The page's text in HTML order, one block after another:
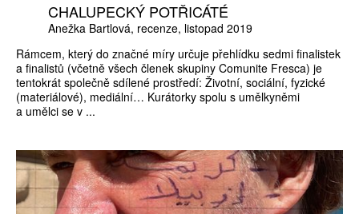
CHALUPECKÝ POTŘICÁTÉ
Anežka Bartlová recenze listopad 2019
Rámcem, který do značné míry určuje přehlídku sedmi finalistek
a finalistů (včetně všech členek skupiny Comunite Fresca) je
tentokrát společně sdílené prostředí: Životní, sociální, fyzické
(materiálové), mediální… Kurátorky spolu s umělkyněmi
a umělci se v ...